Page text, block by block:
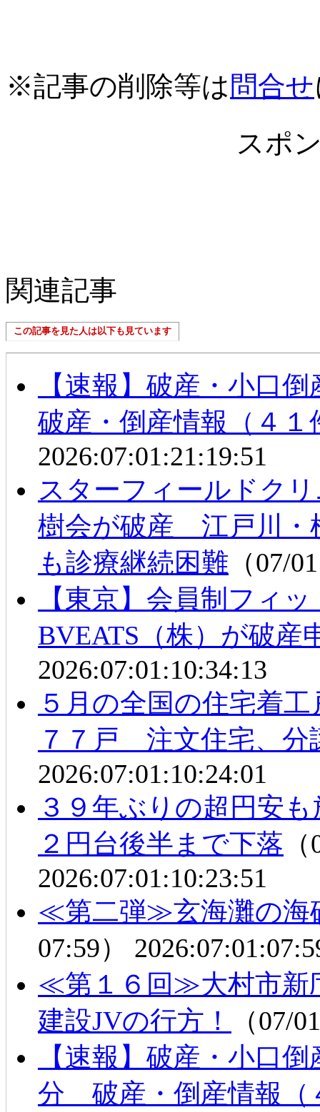
※記事の削除等は 問合せ
スポ
関連記事
この記事を見た人は以下も見ています
【速報】破産・小
破産・倒産情報（４１
2026:07:01:21:19:51
スターフィールドク
樹会が破産 江戸川・
も診療継続困難 （07/
【東京】会員制フィ
BVEATS（株）が破産
2026:07:01:10:34:13
５月の全国の住宅着
７７戸 注文住宅、分
2026:07:01:10:24:01
３９年ぶりの超円安
２円台後半まで下落
2026:07:01:10:23:51
≪第二弾≫玄海灘の海
07:59）
≪第１６回≫大村市新
建設JVの行方！
（07/
【速報】破産・小口
分 破産・倒産情報（